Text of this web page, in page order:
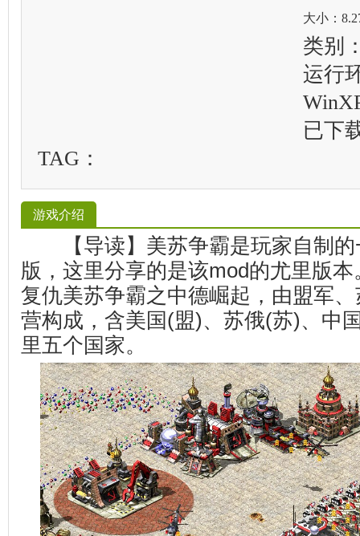
大小：
类别
运行
已下
TAG：
游戏介绍
【导读】美苏争霸是玩家自制的
版，这里分享的是该mod的尤里版
复仇美苏争霸之中德崛起，由盟军
营构成，含美国(盟)、苏俄(苏)、中
里五个国家。